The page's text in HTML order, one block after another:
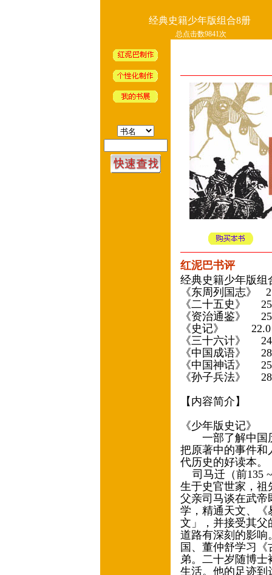
经典史籍少年版组合8册
总点击数9841次
红泥巴书评
经典史籍少年版
《东周列国志
《二十五史》
《资治通鉴》
《史记》
《三十六计》
《中国成语》
《中国神话》
《孙子兵法》
【内容简介】
《少年版史记》
一部了解中国历
把原著中的事件和
代历史的好读本
司马迁（前135
生于史官世家，祖
父亲司马谈在武帝
学，精通天文、《
文」，并接受其父
道路有深刻的影响
国、董仲舒学习
弟。二十岁随博
生活。他的足迹到